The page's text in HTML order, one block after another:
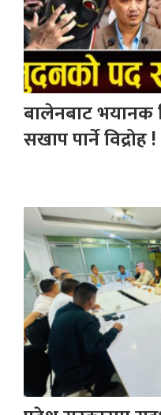
बालेनबाट भयानक
सखाप पार्ने विद्रोह !